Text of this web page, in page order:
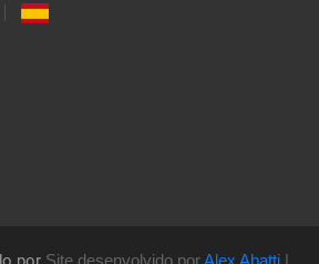
Site desenvolvido por Alex Abatti|